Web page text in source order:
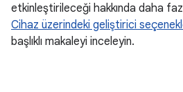
etkinleştirileceği hakkında daha
Cihaz üzerindeki geliştirici
başlıklı makaleyi inceleyin.